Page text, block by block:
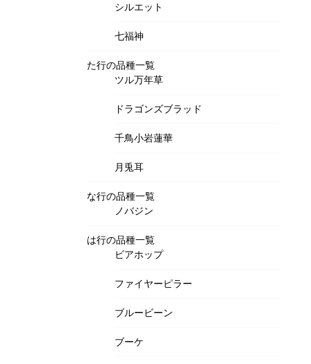
シルエット
七福神
た行の品種一覧
ツル万年草
ドラゴンズブラッド
千鳥小岩蓮華
月兎耳
な行の品種一覧
ノバジン
は行の品種一覧
ビアホップ
ファイヤーピラー
ブルービーン
ブーケ